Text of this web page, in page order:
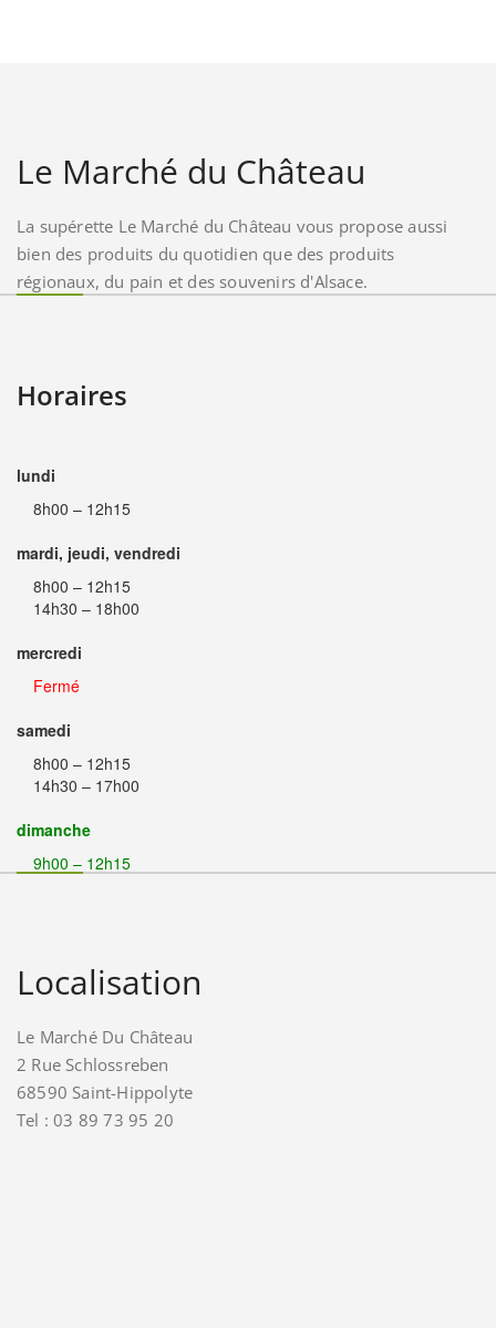
Le Marché du Château
La supérette Le Marché du Château vous propose aussi
bien des produits du quotidien que des produits
régionaux, du pain et des souvenirs d'Alsace.
Horaires
lundi
8h00 – 12h15
mardi, jeudi, vendredi
8h00 – 12h15
14h30 – 18h00
mercredi
Fermé
samedi
8h00 – 12h15
14h30 – 17h00
dimanche
9h00 – 12h15
Localisation
Le Marché Du Château
2 Rue Schlossreben
68590 Saint-Hippolyte
Tel : 03 89 73 95 20